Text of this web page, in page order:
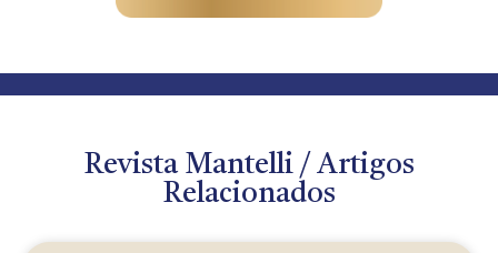
Revista Mantelli / Artigos
Relacionados